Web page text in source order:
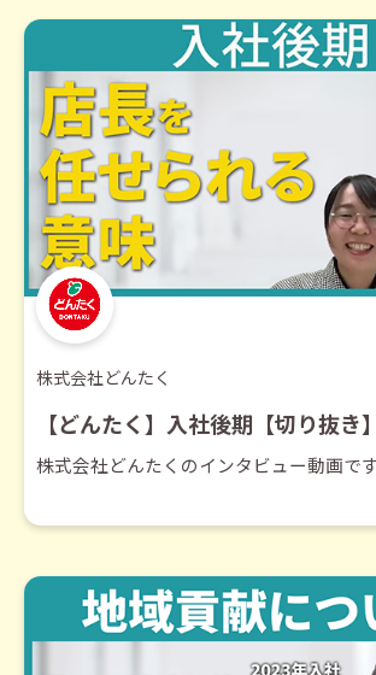
株式会社どんたく
【どんたく】入社後期【切り抜き】
株式会社どんたくのインタビュー動画です